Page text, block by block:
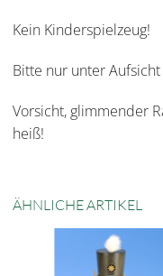
Kein Kinderspielzeug!
Bitte nur unter
Vorsicht, glimmender
heiß!
ÄHNLICHE ARTIKEL